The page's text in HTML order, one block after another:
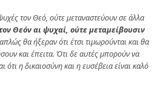
τον Θεό, ούτε μετανα­στεύουν σε άλλα
Θεόν αι ψυχαί, ούτε μεταμείβουσιν
θα ήξεραν ότι έτσι τιμωρούνται και θα
και έπειτα. Ότι δε αυτές μπορούν να
ότι η δικαιοσύνη και η ευσέβεια είναι καλό